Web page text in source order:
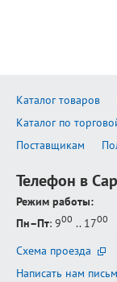
Каталог товаров
Каталог по
Поставщикам
Телефон в
Режим работы:
Пн–Пт: 900 .. 1700
Схема проезда
Написать нам